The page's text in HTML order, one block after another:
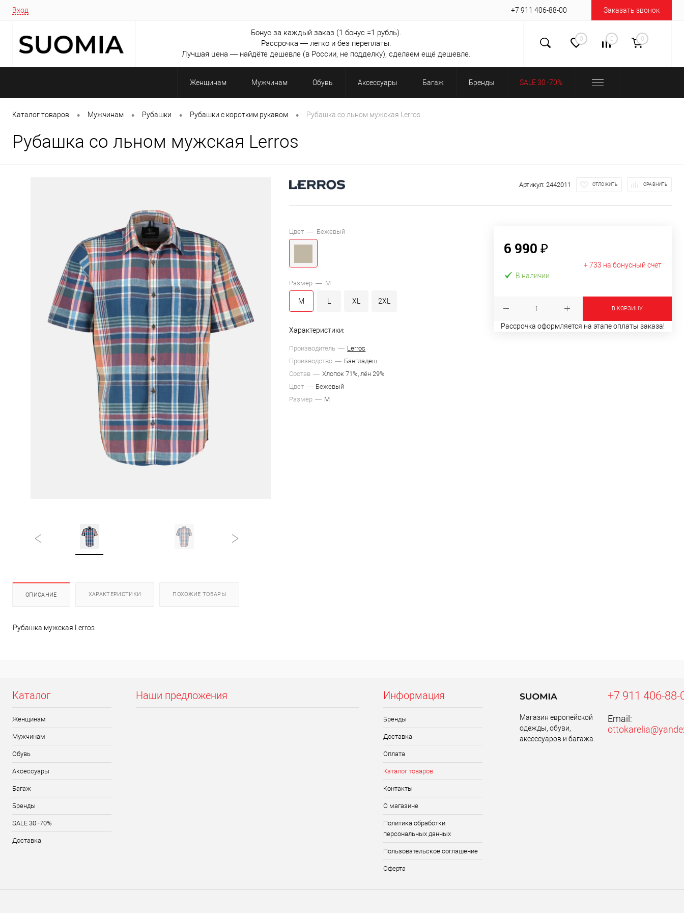
Вход +7 911 406-88-00 Заказать звонок
Бонус за каждый заказ (1 бонус =1 рубль).
Рассрочка — легко и без переплаты.
Лучшая цена — найдёте дешевле (в России, не подделку), сделаем ещё дешевле.
0 0 0
Женщинам Мужчинам Обувь Аксессуары Багаж Бренды SALE 30 -70%
Каталог товаров • Мужчинам • Рубашки • Рубашки с коротким рукавом • Рубашка со льном мужская Lerros
Рубашка со льном мужская Lerros
Артикул: 2442011 ОТЛОЖИТЬ СРАВНИТЬ
Цвет — Бежевый
Размер — M
M XL 2XL
Характеристики:
Производитель
Lerros
Производство
Бангладеш
Состав
Хлопок 71%, лён 29%
Цвет
Бежевый
Размер
M
6 990 ₽
+ 733 на бонусный счет
В наличии
В КОРЗИНУ
Рассрочка оформляется на этапе оплаты заказа!
ОПИСАНИЕ ХАРАКТЕРИСТИКИ ПОХОЖИЕ ТОВАРЫ
Рубашка мужская Lerros
Каталог
Женщинам
Мужчинам
Обувь
Аксессуары
Багаж
Бренды
SALE 30 -70%
Доставка
Наши предложения Информация
Бренды
Доставка
Оплата
Каталог товаров
Контакты
О магазине
Политика обработки
персональных данных
Пользовательское соглашение
Оферта
Магазин европейской
одежды, обуви,
аксессуаров и багажа.
+7 911 406-88-
Email: